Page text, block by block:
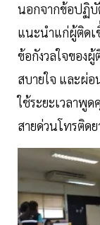
นอกจากข้อปฏิบั
แนะนำแก่ผู้ติดเ
ข้อกังวลใจของ
สบายใจ และผ่
ใช้ระยะเวลาพู
สายด่วนโทรติดย